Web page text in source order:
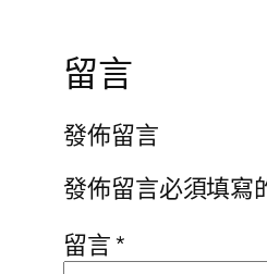
留言
發佈留言
發佈留言必須填寫
留言*